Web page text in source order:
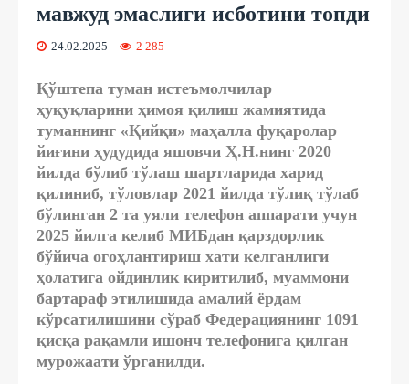
мавжуд эмаслиги исботини топди
24.02.2025 2 285
Қўштепа туман истеъмолчилар
ҳуқуқларини ҳимоя қилиш жамиятида
туманнинг «Қийқи» маҳалла фуқаролар
йиғини ҳудудида яшовчи Ҳ.Н.нинг 2020
йилда бўлиб тўлаш шартларида харид
қилиниб, тўловлар 2021 йилда тўлиқ тўлаб
бўлинган 2 та уяли телефон аппарати учун
2025 йилга келиб МИБдан қарздорлик
бўйича огоҳлантириш хати келганлиги
ҳолатига ойдинлик киритилиб, муаммони
бартараф этилишида амалий ёрдам
кўрсатилишини сўраб Федерациянинг 1091
қисқа рақамли ишонч телефонига қилган
мурожаати ўрганилди.